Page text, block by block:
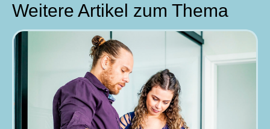
Weitere Artikel zum Thema